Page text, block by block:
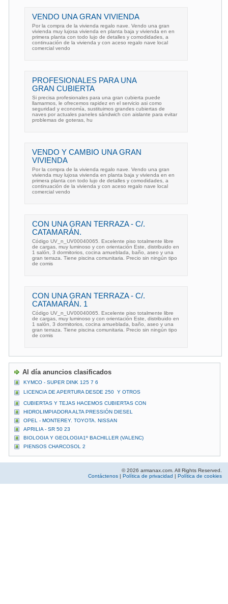
VENDO UNA GRAN VIVIENDA
Por la compra de la vivienda regalo nave. Vendo una gran
vivienda muy lujosa vivienda en planta baja y vivienda en en
primera planta con todo lujo de detalles y comodidades, a
continuación de la vivienda y con aceso regalo nave local
comercial vendo
PROFESIONALES PARA UNA
GRAN CUBIERTA
Si precisa profesionales para una gran cubierta puede
llamarmos, le ofrecemos rapidez en el servicio asi como
seguridad y economía, sustituimos grandes cubiertas de
naves por actuales paneles sándwich con aislante para evitar
problemas de goteras, hu
VENDO Y CAMBIO UNA GRAN
VIVIENDA
Por la compra de la vivienda regalo nave. Vendo una gran
vivienda muy lujosa vivienda en planta baja y vivienda en en
primera planta con todo lujo de detalles y comodidades, a
continuación de la vivienda y con aceso regalo nave local
comercial vendo
CON UNA GRAN TERRAZA - C/.
CATAMARÁN.
Código UV_n_UV00040065. Excelente piso totalmente libre
de cargas, muy luminoso y con orientación Este, distribuido en
1 salón, 3 dormitorios, cocina amueblada, baño, aseo y una
gran terraza. Tiene piscina comunitaria. Precio sin ningún tipo
de comis
CON UNA GRAN TERRAZA - C/.
CATAMARÁN. 1
Código UV_n_UV00040065. Excelente piso totalmente libre
de cargas, muy luminoso y con orientación Este, distribuido en
1 salón, 3 dormitorios, cocina amueblada, baño, aseo y una
gran terraza. Tiene piscina comunitaria. Precio sin ningún tipo
de comis
Al día anuncios clasificados
KYMCO - SUPER DINK 125 7 6
LICENCIA DE APERTURA DESDE 250  Y OTROS
CUBIERTAS Y TEJAS HACEMOS CUBIERTAS CON
HIDROLIMPIADORA ALTA PRESSIÓN DIESEL
OPEL - MONTEREY. TOYOTA. NISSAN
APRILIA - SR 50 23
BIOLOGIA Y GEOLOGIA1º BACHILLER (VALENC)
PIENSOS CHARCOSOL 2
© 2026 armanax.com. All Rights Reserved.
Contáctenos | Política de privacidad | Política de cookies